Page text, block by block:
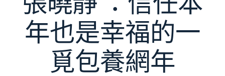
年也是幸福的一
覓包養網年